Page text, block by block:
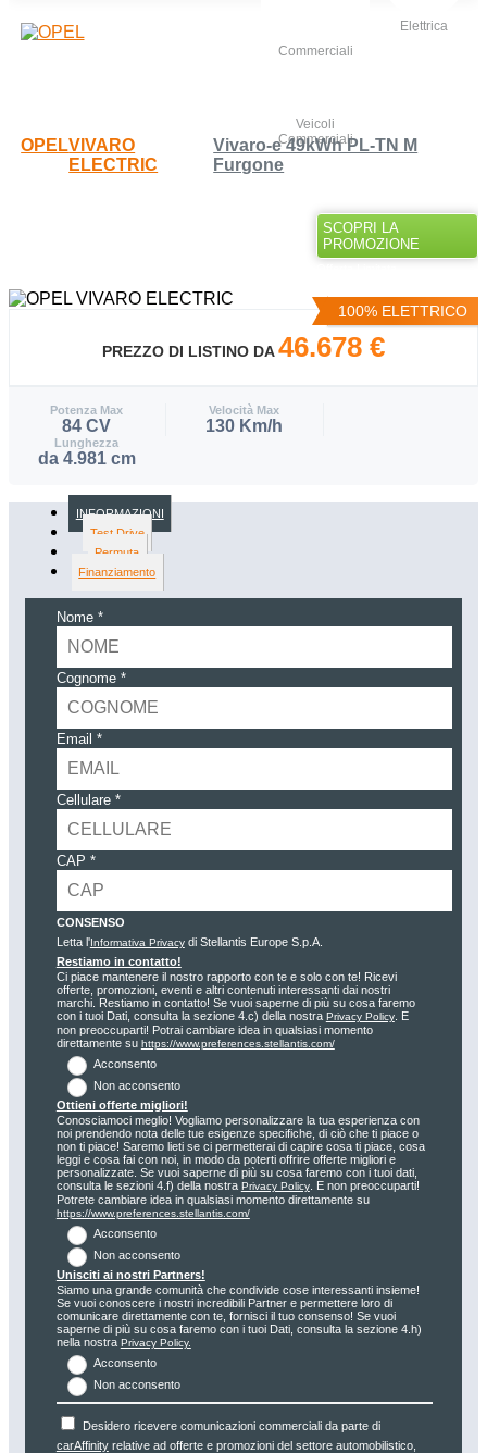
Veicoli
Commerciali
Elettrica
OPELVIVARO
ELECTRIC
Vivaro-e 49kWh PL-TN M
Furgone
SCOPRI LA
PROMOZIONE
100% ELETTRICO
PREZZO DI LISTINO DA46.678 €
Potenza Max
84 CV
Velocità Max
130 Km/h
Lunghezza
da 4.981 cm
INFORMAZIONI
Test Drive
Permuta
Finanziamento
Nome *
Cognome *
Email *
Cellulare *
CAP *
CONSENSO
Letta l'Informativa Privacydi Stellantis Europe S.p.A.
Restiamo in contatto!
Ci piace mantenere il nostro rapporto con te e solo con te! Ricevi
offerte, promozioni, eventi e altri contenuti interessanti dai nostri
marchi. Restiamo in contatto! Se vuoi saperne di più su cosa faremo
con i tuoi Dati, consulta la sezione 4.c) della nostra Privacy Policy. E
non preoccuparti! Potrai cambiare idea in qualsiasi momento
direttamente su https://www.preferences.stellantis.com/
Acconsento
Non acconsento
Ottieni offerte migliori!
Conosciamoci meglio! Vogliamo personalizzare la tua esperienza con
noi prendendo nota delle tue esigenze specifiche, di ciò che ti piace o
non ti piace! Saremo lieti se ci permetterai di capire cosa ti piace, cosa
leggi e cosa fai con noi, in modo da poterti offrire offerte migliori e
personalizzate. Se vuoi saperne di più su cosa faremo con i tuoi dati,
consulta le sezioni 4.f) della nostra Privacy Policy. E non preoccuparti!
Potrete cambiare idea in qualsiasi momento direttamente su
https://www.preferences.stellantis.com/
Acconsento
Non acconsento
Unisciti ai nostri Partners!
Siamo una grande comunità che condivide cose interessanti insieme!
Se vuoi conoscere i nostri incredibili Partner e permettere loro di
comunicare direttamente con te, fornisci il tuo consenso! Se vuoi
saperne di più su cosa faremo con i tuoi Dati, consulta la sezione 4.h)
nella nostra Privacy Policy.
Acconsento
Non acconsento
Desidero ricevere comunicazioni commerciali da parte di
carAffinityrelative ad offerte e promozioni del settore automobilistico,